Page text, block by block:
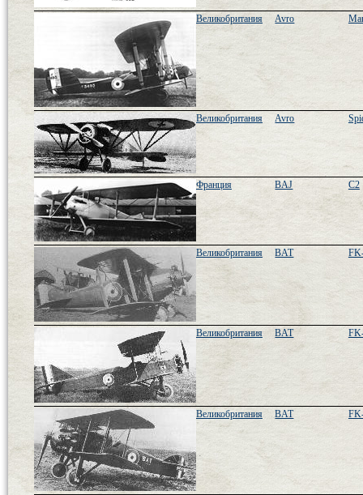
Великобритания Avro
Великобритания Avro
Франция BAJ C2
Великобритания BAT
Великобритания BAT
Великобритания BAT